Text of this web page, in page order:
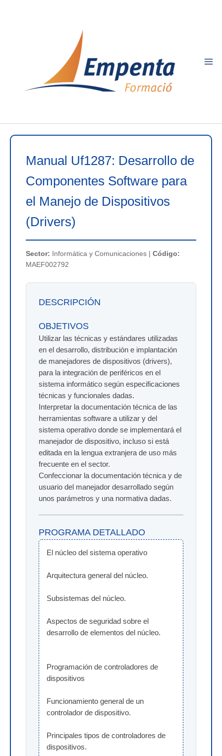
Manual Uf1287: Desarrollo de
Componentes Software para
el Manejo de Dispositivos
(Drivers)
Sector: Informática y Comunicaciones | Código:
MAEF002792
DESCRIPCIÓN
OBJETIVOS
Utilizar las técnicas y estándares utilizadas
en el desarrollo, distribución e implantación
de manejadores de dispositivos (drivers),
para la integración de periféricos en el
sistema informático según especificaciones
técnicas y funcionales dadas.
Interpretar la documentación técnica de las
herramientas software a utilizar y del
sistema operativo donde se implementará el
manejador de dispositivo, incluso si está
editada en la lengua extranjera de uso más
frecuente en el sector.
Confeccionar la documentación técnica y de
usuario del manejador desarrollado según
unos parámetros y una normativa dadas.
PROGRAMA DETALLADO
El núcleo del sistema operativo
Arquitectura general del núcleo.
Subsistemas del núcleo.
Aspectos de seguridad sobre el
desarrollo de elementos del núcleo.
Programación de controladores de
dispositivos
Funcionamiento general de un
controlador de dispositivo.
Principales tipos de controladores de
dispositivos.